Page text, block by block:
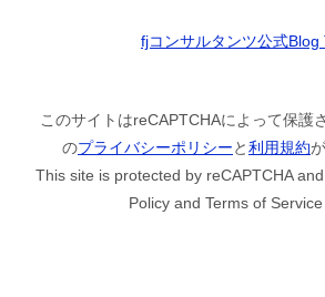
fjコンサルタンツ公式Blog
このサイトはreCAPTCHAによって保護
のプライバシーポリシーと利用規約
This site is protected by reCAPTCHA
Policy and Terms of Service